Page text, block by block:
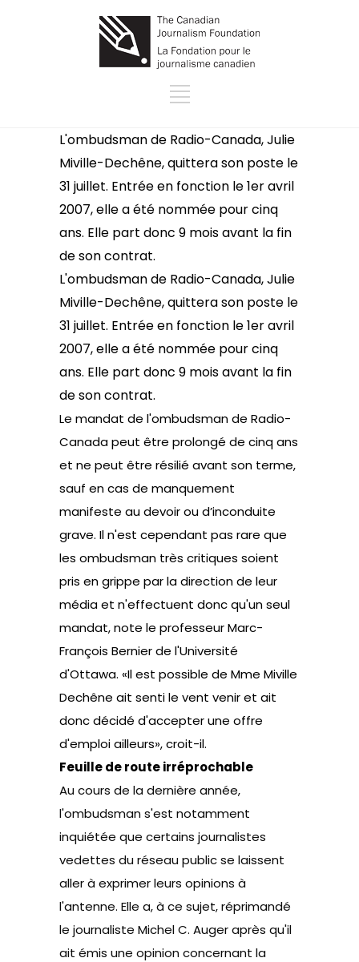
L'ombudsman de Radio-Canada, Julie
Miville-Dechêne, quittera son poste le
31 juillet. Entrée en fonction le 1er avril
2007, elle a été nommée pour cinq
ans. Elle part donc 9 mois avant la fin
de son contrat.
L'ombudsman de Radio-Canada, Julie
Miville-Dechêne, quittera son poste le
31 juillet. Entrée en fonction le 1er avril
2007, elle a été nommée pour cinq
ans. Elle part donc 9 mois avant la fin
de son contrat.
Le mandat de l'ombudsman de Radio-
Canada peut être prolongé de cinq ans
et ne peut être résilié avant son terme,
sauf en cas de manquement
manifeste au devoir ou d’inconduite
grave. Il n'est cependant pas rare que
les ombudsman très critiques soient
pris en grippe par la direction de leur
média et n'effectuent donc qu'un seul
mandat, note le professeur Marc-
François Bernier de l'Université
d'Ottawa. «Il est possible de Mme Miville
Dechêne ait senti le vent venir et ait
donc décidé d'accepter une offre
d'emploi ailleurs», croit-il.
Feuille de route irréprochable
Au cours de la dernière année,
l'ombudsman s'est notamment
inquiétée que certains journalistes
vedettes du réseau public se laissent
aller à exprimer leurs opinions à
l'antenne. Elle a, à ce sujet, réprimandé
le journaliste Michel C. Auger après qu'il
ait émis une opinion concernant la